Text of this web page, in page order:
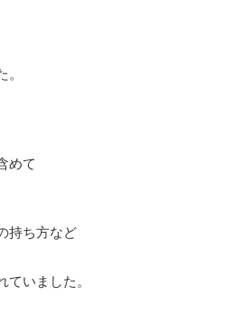
めて
持ち方など
いました。